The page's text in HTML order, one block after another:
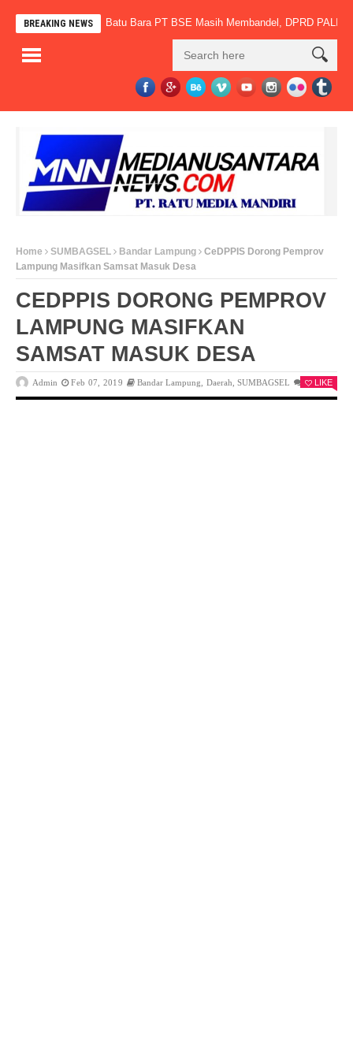
BREAKING NEWS
Angkutan Batu Bara PT BSE Masih Membandel, DPRD PALI Desak
Home SUMBAGSEL Bandar Lampung
CeDPPIS Dorong Pemprov
Lampung Masifkan Samsat Masuk Desa
CEDPPIS DORONG PEMPROV
LAMPUNG MASIFKAN
SAMSAT MASUK DESA
Admin Feb 07, 2019 Bandar Lampung Daerah ,SUMBAGSEL 0 LIKE